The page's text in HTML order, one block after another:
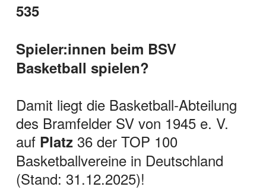
535
Spieler:innen beim BSV
Basketball spielen?
Damit liegt die Basketball-Abteilung
des Bramfelder SV von 1945 e. V.
auf Platz 36 der TOP 100
Basketballvereine in Deutschland
(Stand: 31.12.2025)!